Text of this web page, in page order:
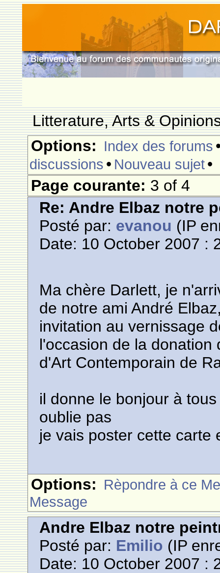
Litterature, Arts &
Options: Index des forums
discussions • Nouveau sujet•
Page courante: 3 of 4
Re: Andre Elbaz notre
Posté par: evanou (IP
Date: 10 October 2007 :
Ma chère Darlett, je
de notre ami André
invitation au vernissage
l'occasion de la
d'Art Contemporain de
il donne le bonjour à
oublie pas
je vais poster cette carte
Options: Rèpondre à ce
Message
Andre Elbaz notre
Posté par: Emilio (IP
Date: 10 October 2007 :